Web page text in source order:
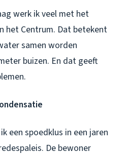
werk ik veel met het
het Centrum. Dat betekent
samen worden
buizen. En dat geeft
een spoedklus in een jaren
De bewoner